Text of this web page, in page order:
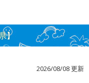
】
2026/08/08 更新